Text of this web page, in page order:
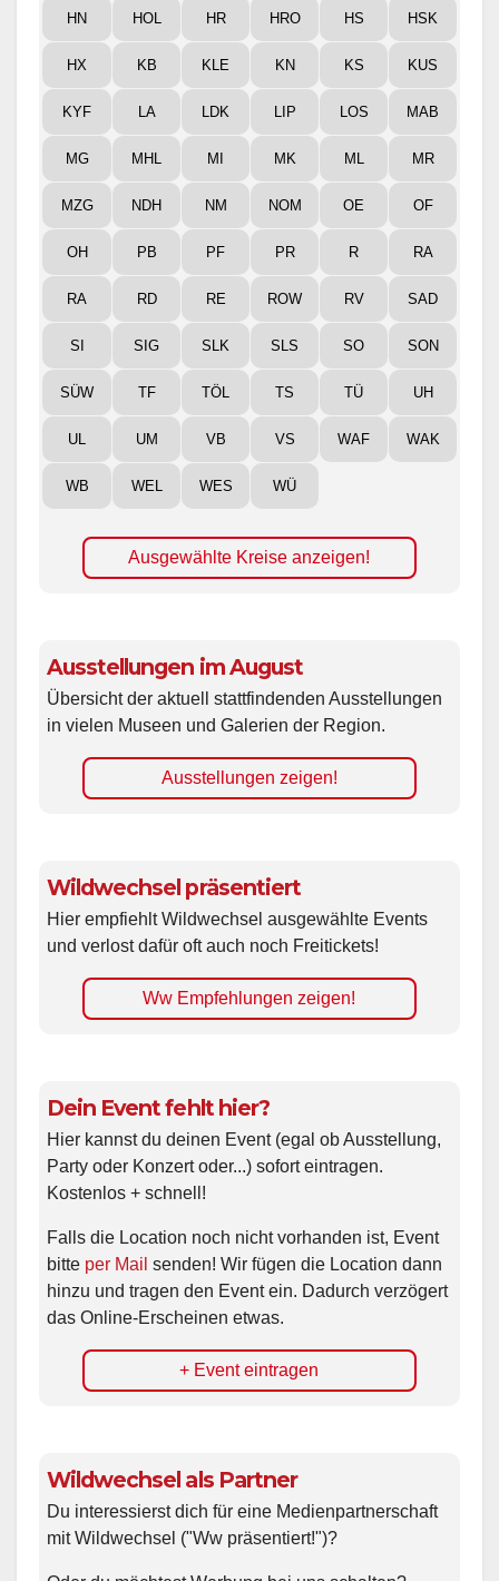
HN HOL HR HRO HS HSK
HX KB KLE KN KS KUS
KYF LA LDK LIP LOS MAB
MG MHL MI MK ML MR
MZG NDH NM NOM OE OF
OH PB PF PR R RA
RA RD RE ROW RV SAD
SI SIG SLK SLS SO SON
SÜW TF TÖL TS TÜ UH
UL UM VB VS WAF WAK
WB WEL WES WÜ
Ausgewählte Kreise anzeigen!
Ausstellungen im August
Übersicht der aktuell stattfindenden Ausstellungen
in vielen Museen und Galerien der Region.
Ausstellungen zeigen!
Wildwechsel präsentiert
Hier empfiehlt Wildwechsel ausgewählte Events
und verlost dafür oft auch noch Freitickets!
Ww Empfehlungen zeigen!
Dein Event fehlt hier?
Hier kannst du deinen Event (egal ob Ausstellung,
Party oder Konzert oder...) sofort eintragen.
Kostenlos + schnell!
Falls die Location noch nicht vorhanden ist, Event
bitte per Mail senden! Wir fügen die Location dann
hinzu und tragen den Event ein. Dadurch verzögert
das Online-Erscheinen etwas.
+ Event eintragen
Wildwechsel als Partner
Du interessierst dich für eine Medienpartnerschaft
mit Wildwechsel ("Ww präsentiert!")?